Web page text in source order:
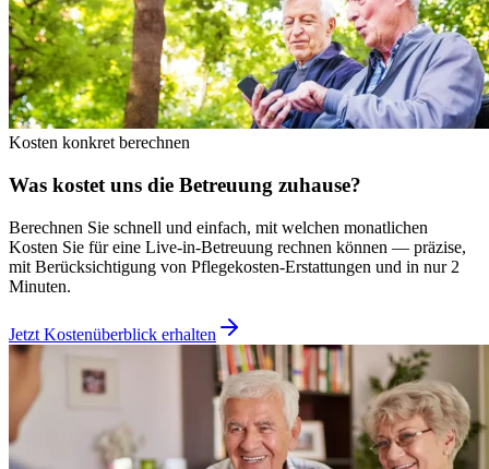
Kosten konkret berechnen
Was kostet uns die Betreuung zuhause?
Berechnen Sie schnell und einfach, mit welchen monatlichen
Kosten Sie für eine Live-in-Betreuung rechnen können — präzise,
mit Berücksichtigung von Pflegekosten-Erstattungen und in nur 2
Minuten.
Jetzt Kostenüberblick erhalten